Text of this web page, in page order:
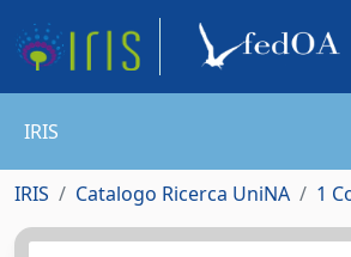
IRIS
IRIS Catalogo Ricerca UniNA 1